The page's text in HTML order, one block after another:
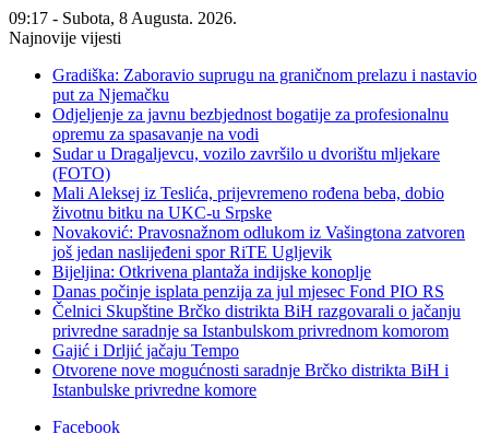
09:17 - Subota, 8 Augusta. 2026.
Najnovije vijesti
Gradiška: Zaboravio suprugu na graničnom prelazu i nastavio
put za Njemačku
Odjeljenje za javnu bezbjednost bogatije za profesionalnu
opremu za spasavanje na vodi
Sudar u Dragaljevcu, vozilo završilo u dvorištu mljekare
(FOTO)
Mali Aleksej iz Teslića, prijevremeno rođena beba, dobio
životnu bitku na UKC-u Srpske
Novaković: Pravosnažnom odlukom iz Vašingtona zatvoren
još jedan naslijeđeni spor RiTE Ugljevik
Bijeljina: Otkrivena plantaža indijske konoplje
Danas počinje isplata penzija za jul mjesec Fond PIO RS
Čelnici Skupštine Brčko distrikta BiH razgovarali o jačanju
privredne saradnje sa Istanbulskom privrednom komorom
Gajić i Drljić jačaju Tempo
Otvorene nove mogućnosti saradnje Brčko distrikta BiH i
Istanbulske privredne komore
Facebook